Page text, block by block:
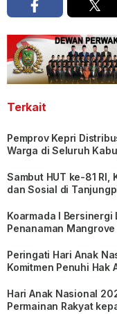
Terkait
Pemprov Kepri
Warga di Seluruh
Sambut HUT ke-81 RI,
dan Sosial di
Koarmada I
Penanaman Mangrove
Peringati Hari Anak
Komitmen Penuhi Hak
Hari Anak Nasional
Permainan Rakyat